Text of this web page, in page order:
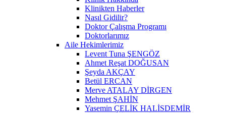
Klinikten Haberler
Nasıl Gidilir?
Doktor Çalışma Programı
Doktorlarımız
Aile Hekimlerimiz
Levent Tuna ŞENGÖZ
Ahmet Reşat DOĞUSAN
Şeyda AKÇAY
Betül ERCAN
Merve ATALAY DİRGEN
Mehmet ŞAHİN
Yasemin ÇELİK HALİSDEMİR